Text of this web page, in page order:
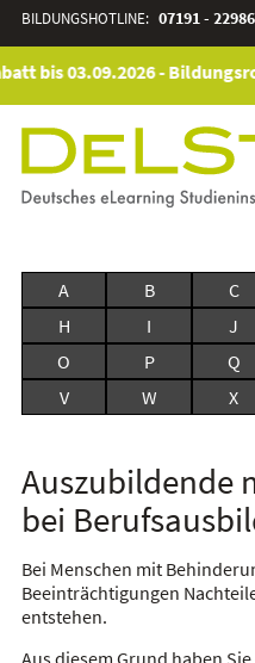
BILDUNGSHOTLINE: 07191 -
bis 03.09.2026 -
A B C
H
I J
O
P Q
V
W X
Auszubildende
bei
Bei Menschen mit
Beeinträchtigungen
entstehen.
Aus diesem Grund haben